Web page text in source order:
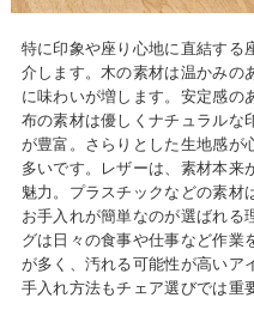
特に印象や座り心地に直結する
介します。木の素材は温かみの
に味わいが増します。安定感の
布の素材は優しくナチュラルな
が豊富。さらりとした生地感が
多いです。レザーは、素材本来
魅力。プラスチックなどの素材
お手入れが簡単なのが選ばれる
グは日々の食事や仕事など作業
が多く、汚れる可能性が高いア
手入れ方法もチェア選びでは重